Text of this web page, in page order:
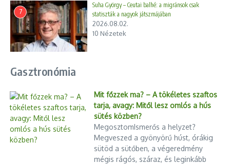
7
Suha György – Ceutai balhé: a migránsok csak
statiszták a nagyok játszmájában
2026.08.02.
10 Nézetek
Gasztronómia
Mit főzzek ma? – A tökéletes szaftos
tarja, avagy: Mitől lesz omlós a hús
sütés közben?
MegosztomIsmerős a helyzet?
Megveszed a gyönyörű húst, órákig
sütöd a sütőben, a végeredmény
mégis rágós, száraz, és leginkább